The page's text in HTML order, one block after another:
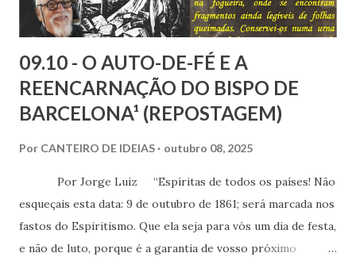
09.10 - O AUTO-DE-FÉ E A
REENCARNAÇÃO DO BISPO DE
BARCELONA¹ (REPOSTAGEM)
Por CANTEIRO DE IDEIAS outubro 08, 2025
Por Jorge Luiz “Espíritas de todos os países! Não
esqueçais esta data: 9 de outubro de 1861; será marcada nos
fastos do Espiritismo. Que ela seja para vós um dia de festa,
e não de luto, porque é a garantia de vosso próximo